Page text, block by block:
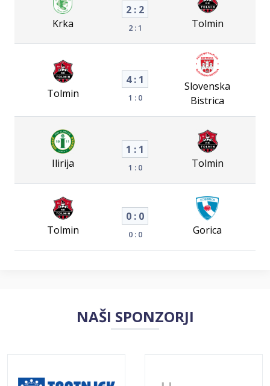
Krka
2 : 2
2 : 1 Tolmin
Tolmin
4 : 1
1 : 0
Slovenska
Bistrica
Ilirija
1 : 1
1 : 0 Tolmin
Tolmin
0 : 0
0 : 0 Gorica
NAŠI SPONZORJI